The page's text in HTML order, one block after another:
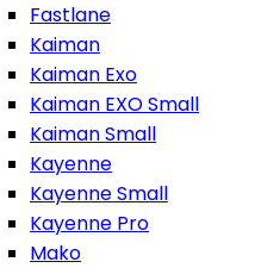
Fastlane
Kaiman
Kaiman Exo
Kaiman EXO Small
Kaiman Small
Kayenne
Kayenne Small
Kayenne Pro
Mako